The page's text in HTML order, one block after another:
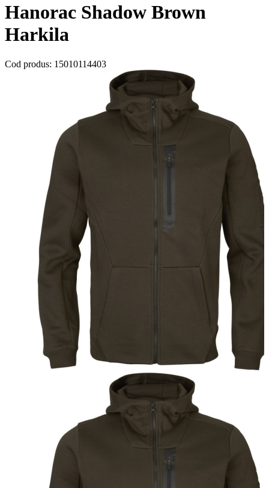
Hanorac Shadow Brown
Harkila
Cod produs: 15010114403